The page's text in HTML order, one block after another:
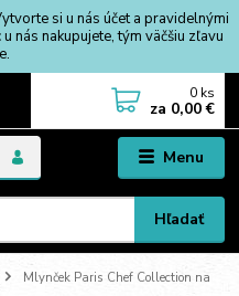
si u nás účet a pravidelnými
nás nakupujete, tým väčšiu zľavu
Menu
Hľadať
0 ks
za 0,00 €
Mlynček Paris Chef Collection na